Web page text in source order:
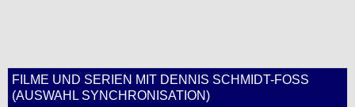
FILME UND SERIEN MIT DENNIS SCHMIDT-FOSS (
AUSWAHL SYNCHRONISATION)